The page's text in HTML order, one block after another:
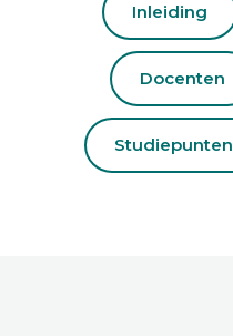
Inleiding
Docenten
Studiepunten